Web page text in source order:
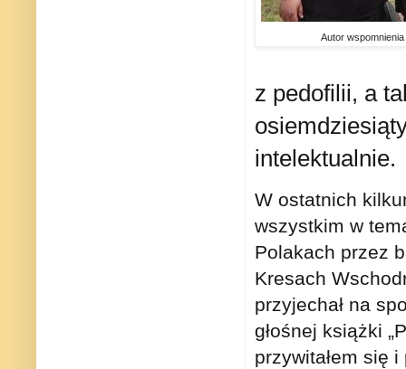
Autor
z pedofilii, a
intelektualnie.
W ostatnich
wszystkim w
Polakach przez
Kresach
przyjechał na
głośnej książki
przywitałem się